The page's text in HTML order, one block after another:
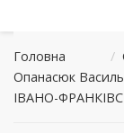
Головна /
Опанасюк
ІВАНО-